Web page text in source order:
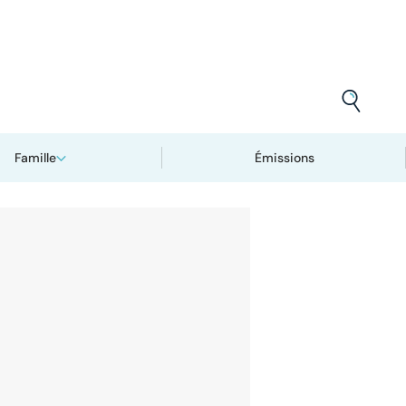
Famille Émissions